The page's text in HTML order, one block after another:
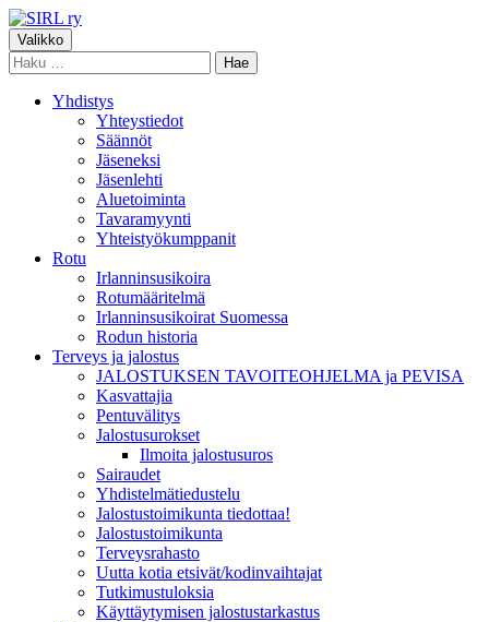
Siirry
sisältöön
SIRL ry
Suomen Irlanninsusikoirat ry:n sivusto
Ensisijainen
valikko
Valikko
Haku:
Yhdistys
Yhteystiedot
Säännöt
Jäseneksi
Jäsenlehti
Aluetoiminta
Tavaramyynti
Yhteistyökumppanit
Rotu
Irlanninsusikoira
Rotumääritelmä
Irlanninsusikoirat Suomessa
Rodun historia
Terveys ja jalostus
JALOSTUKSEN TAVOITEOHJELMA ja PEVISA
Kasvattajia
Pentuvälitys
Jalostusurokset
Ilmoita jalostusuros
Sairaudet
Yhdistelmätiedustelu
Jalostustoimikunta tiedottaa!
Jalostustoimikunta
Terveysrahasto
Uutta kotia etsivät/kodinvaihtajat
Tutkimustuloksia
Käyttäytymisen jalostustarkastus